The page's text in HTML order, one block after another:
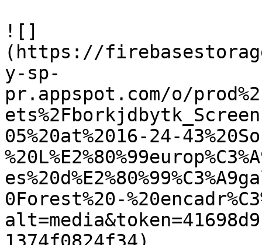
![]
(https://
y-sp-
pr.appspot.com/o/
05%20at%2016-24-
0Forest%20-